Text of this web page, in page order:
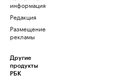
информация
Редакция
Размещение
рекламы
Другие
продукты
РБК